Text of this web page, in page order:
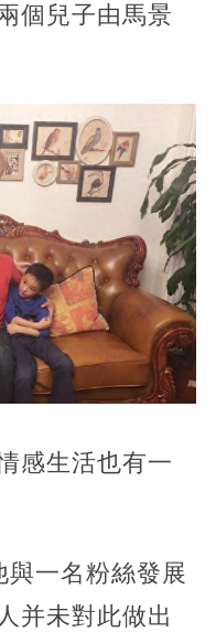
個兒子由馬景
感生活也有一
一名粉絲發展
并未對此做出